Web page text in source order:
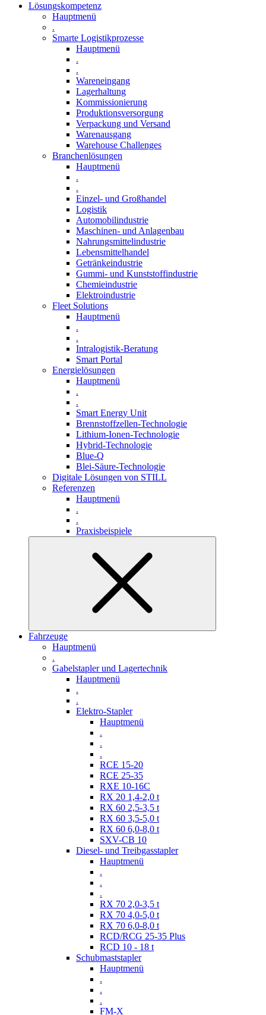
Lösungskompetenz
Hauptmenü
.
Smarte Logistikprozesse
Hauptmenü
.
.
Wareneingang
Lagerhaltung
Kommissionierung
Produktionsversorgung
Verpackung und Versand
Warenausgang
Warehouse Challenges
Branchenlösungen
Hauptmenü
.
.
Einzel- und Großhandel
Logistik
Automobilindustrie
Maschinen- und Anlagenbau
Nahrungsmittelindustrie
Lebensmittelhandel
Getränkeindustrie
Gummi­- und Kunststoffindustrie
Chemieindustrie
Elektroindustrie
Fleet Solutions
Hauptmenü
.
.
Intralogistik-Beratung
Smart Portal
Energielösungen
Hauptmenü
.
.
Smart Energy Unit
Brennstoffzellen-Technologie
Lithium-Ionen-Technologie
Hybrid-Technologie
Blue-Q
Blei-Säure-Technologie
Digitale Lösungen von STILL
Referenzen
Hauptmenü
.
.
Praxisbeispiele
Fahrzeuge
Hauptmenü
.
Gabelstapler und Lagertechnik
Hauptmenü
.
.
Elektro-Stapler
Hauptmenü
.
.
.
RCE 15-20
RCE 25-35
RXE 10-16C
RX 20 1,4-2,0 t
RX 60 2,5-3,5 t
RX 60 3,5-5,0 t
RX 60 6,0-8,0 t
SXV-CB 10
Diesel- und Treibgasstapler
Hauptmenü
.
.
.
RX 70 2,0-3,5 t
RX 70 4,0-5,0 t
RX 70 6,0-8,0 t
RCD/RCG 25-35 Plus
RCD 10 - 18 t
Schubmaststapler
Hauptmenü
.
.
.
FM-X